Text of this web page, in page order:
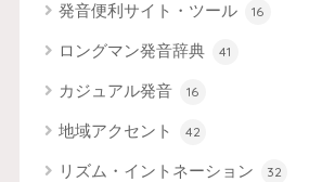
発音便利サイト・ツール 16
ロングマン発音辞典 41
カジュアル発音 16
地域アクセント 42
リズム・イントネーション 32